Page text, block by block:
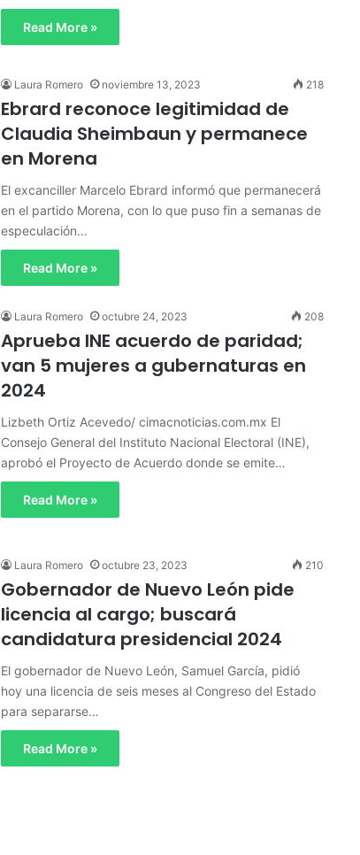
Read More »
Laura Romero noviembre 13, 2023 218
Ebrard reconoce legitimidad de
Claudia Sheimbaun y permanece
en Morena
El excanciller Marcelo Ebrard informó que permanecerá
en el partido Morena, con lo que puso fin a semanas de
especulación…
Read More »
Laura Romero octubre 24, 2023 208
Aprueba INE acuerdo de paridad;
van 5 mujeres a gubernaturas en
2024
Lizbeth Ortiz Acevedo/ cimacnoticias.com.mx El
Consejo General del Instituto Nacional Electoral (INE),
aprobó el Proyecto de Acuerdo donde se emite…
Read More »
Laura Romero octubre 23, 2023 210
Gobernador de Nuevo León pide
licencia al cargo; buscará
candidatura presidencial 2024
El gobernador de Nuevo León, Samuel García, pidió
hoy una licencia de seis meses al Congreso del Estado
para separarse…
Read More »